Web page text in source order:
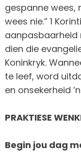
gespanne wees,
wees nie.” 1
aanpasbaarheid
dien die
Koninkryk.
te leef, word
en onsekerheid
PRAKTIESE
Begin jou dag